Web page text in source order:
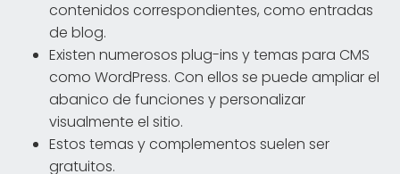
contenidos correspondientes, como entradas
de blog.
Existen numerosos plug-ins y temas para CMS
como WordPress. Con ellos se puede ampliar el
abanico de funciones y personalizar
visualmente el sitio.
Estos temas y complementos suelen ser
gratuitos.